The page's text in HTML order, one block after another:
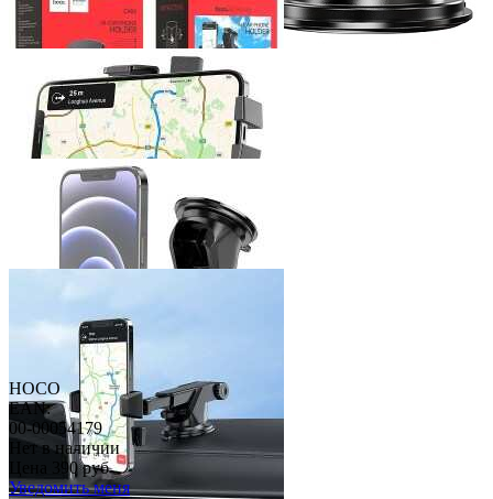
HOCO
EAN:
00-00054179
Нет в наличии
390 руб
Уведомить меня